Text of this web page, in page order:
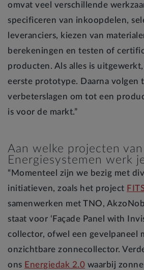
omvat veel verschillende
specificeren van inkoopdelen,
leveranciers, kiezen van
berekeningen en testen of
producten. Als alles is
eerste prototype. Daarna volgen
verbeterslagen om tot een
is voor de markt.”
Aan welke projecten van
Energiesystemen werk
“Momenteel zijn we bezig met
initiatieven, zoals het project
samenwerken met TNO,
staat voor ‘Façade Panel with
collector, ofwel een gevelpaneel
onzichtbare zonnecollector.
ons Energiedak 2.0 waarbij